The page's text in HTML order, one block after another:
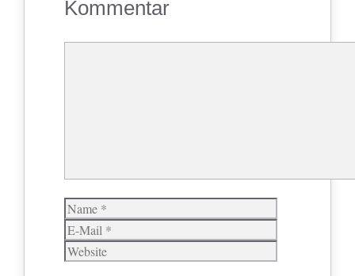
Kommentar
Name
E-
Mail
Website